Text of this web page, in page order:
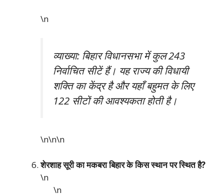
\n
व्याख्या: बिहार विधानसभा में कुल 243
निर्वाचित सीटें हैं। यह राज्य की विधायी
शक्ति का केंद्र है और यहाँ बहुमत के लिए
122 सीटों की आवश्यकता होती है।
\n\n\n
शेरशाह सूरी का मकबरा बिहार के किस स्थान पर स्थित है?
\n
\n